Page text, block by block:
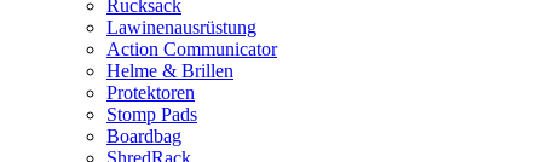
Rucksack
Lawinenausrüstung
Action Communicator
Helme & Brillen
Protektoren
Stomp Pads
Boardbag
ShredRack